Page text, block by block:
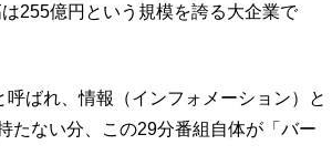
255億円という規模を誇る大企業で
ばれ、情報（インフォメーション）と
たない分、この29分番組自体が「バー